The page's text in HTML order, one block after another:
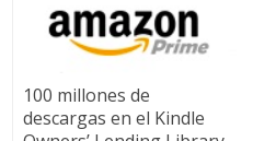
100 millones de
descargas en el Kindle